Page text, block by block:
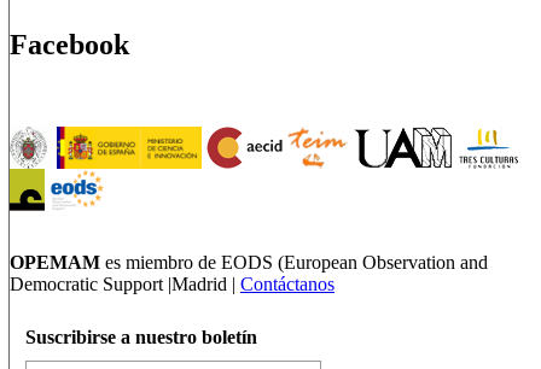
Facebook
OPEMAM es miembro de EODS (European Observation and
Democratic Support |Madrid | Contáctanos
Suscribirse a nuestro boletín